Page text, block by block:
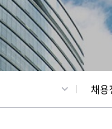
채용